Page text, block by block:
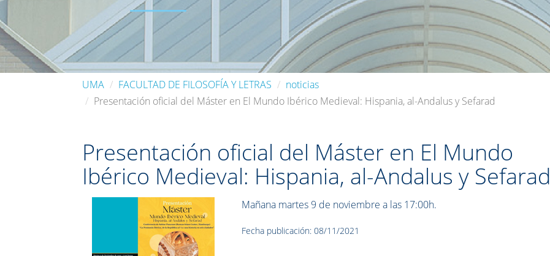
UMA FACULTAD DE FILOSOFÍA Y LETRAS
noticias
Presentación oficial del Máster en El Mundo Ibérico Medieval: Hispania, al-Andalus y Sefarad
Presentación oficial del Máster en El Mundo
Ibérico Medieval: Hispania, al-Andalus y Sefarad
Mañana martes 9 de noviembre a las 17:00h.
Fecha publicación: 08/11/2021